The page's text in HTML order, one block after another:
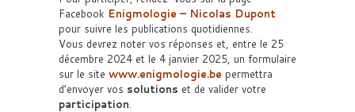
Facebook Enigmologie – Nicolas Dupont
pour suivre les publications quotidiennes.
Vous devrez noter vos réponses et, entre le 25
décembre 2024 et le 4 janvier 2025, un formulaire
sur le site www.enigmologie.be permettra
d’envoyer vos solutions et de valider votre
participation.